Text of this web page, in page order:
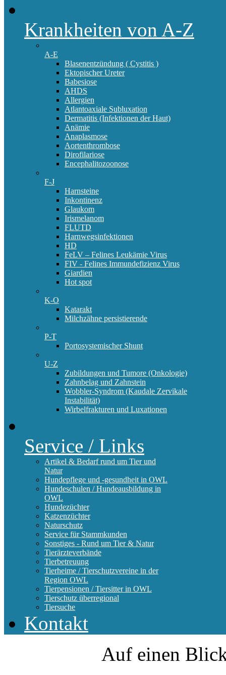
Krankheiten von A-Z
A-E
Blasenentzündung ( Cystitis )
Ektopischer Ureter
Babesiose
AHDS
Allergien
Atlantoaxiale Subluxation
Dermatitis (Infektionen der Haut)
Anämie
Anaplasmose
Aortenthrombose
Dirofilariose
Encephalitozoonose
F-J
Harnsteine
Inkontinenz
Glaukom
Irismelanom
FLUTD
Harnwegsinfektionen
HD
FeLV – Felines Leukämie Virus
FIV - Felines Immundefizienz Virus
Giardien
Hot spot
K-O
Katarakt
Milchzähne persistierende
P-T
Portosystemischer Shunt
U-Z
Zubildungen und Tumore (Onkologie)
Zahnbelag und Zahnstein
Wobbler-Syndrom (Kaudale Zervikale
Instabilität)
Wirbelfrakturen und Luxationen
Service / Links
Artikel & Bedarf rund um Tier und
Natur
Hundepflege und -gesundheit in OWL
Hundeschulen / Hundeausbildung in
OWL
Hundezüchter
Katzenzüchter
Naturschutz
Service für Stammkunden
Sonstiges - Rund um Tier & Natur
Tierärzteverbände
Tierbetreuung
Tierheime / Tierschutzvereine in der
Region OWL
Tierpensionen / Tiersitter in OWL
Tierschutz überregional
Tiersuche
Kontakt
Auf einen